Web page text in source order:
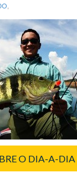
,
O DIA-A-